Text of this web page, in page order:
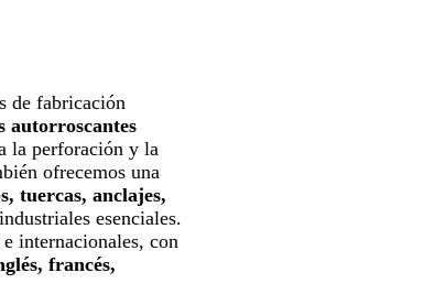
de fabricación
autorroscantes
la perforación y la
ofrecemos una
tuercas, anclajes,
esenciales.
internacionales, con
francés,